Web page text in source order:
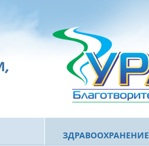
ЗДРАВООХРАНЕНИЕ